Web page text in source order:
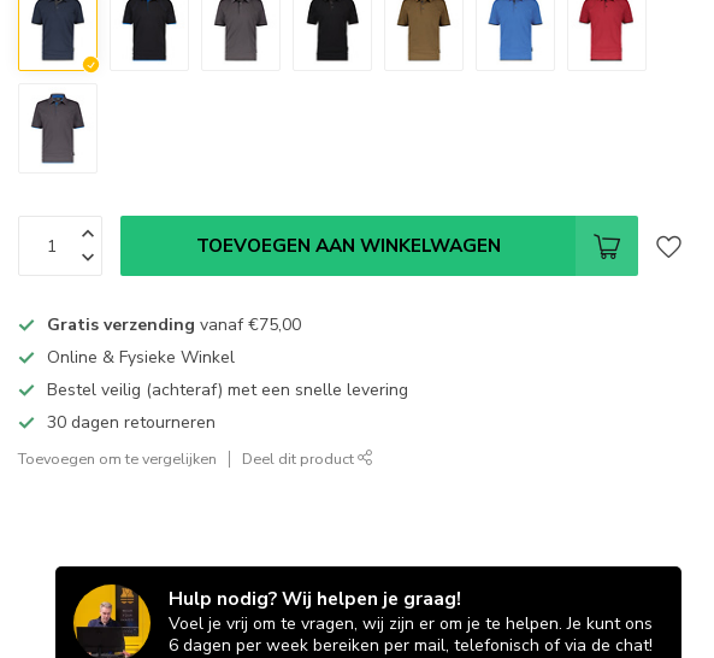
TOEVOEGEN AAN WINKELWAGEN
Gratis verzending vanaf€75,00
Online & Fysieke Winkel
Bestel veilig (achteraf) met een snelle levering
30 dagen retourneren
Toevoegen om te vergelijken Deel dit product
Hulp nodig? Wij helpen je graag!
Voel je vrij om te vragen, wij zijn er om je te helpen. Je kunt ons
6 dagen per week bereiken per mail, telefonisch of via de chat!